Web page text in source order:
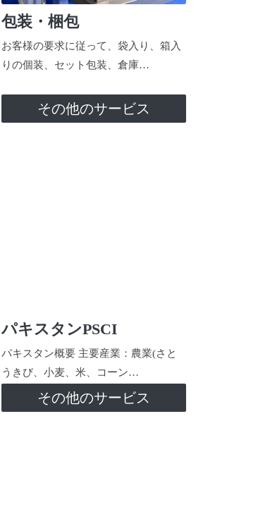
包装・梱包
お客様の要求に従って、袋入り、箱入
りの個装、セット包装、倉庫…
その他のサービス
パキスタンPSCI
パキスタン概要 主要産業：農業(さと
うきび、小麦、米、コーン…
その他のサービス